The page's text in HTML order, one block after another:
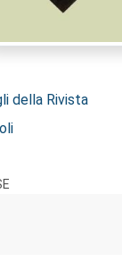
della Rivista